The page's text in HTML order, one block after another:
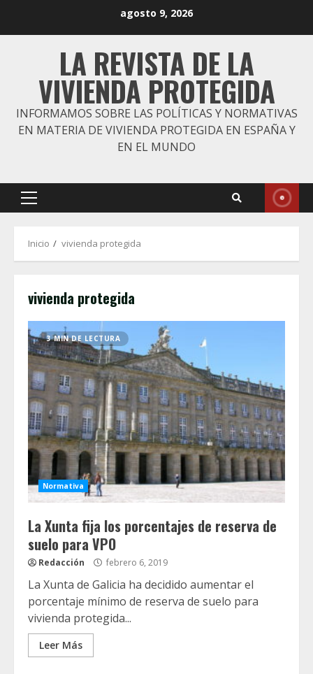
agosto 9, 2026
LA REVISTA DE LA
VIVIENDA PROTEGIDA
INFORMAMOS SOBRE LAS POLÍTICAS Y NORMATIVAS
EN MATERIA DE VIVIENDA PROTEGIDA EN ESPAÑA Y
EN EL MUNDO
Menú
Inicio vivienda protegida
vivienda protegida
3 MIN DE LECTURA
Normativa
La Xunta fija los porcentajes de reserva de
suelo para VPO
Redacción febrero 6, 2019
La Xunta de Galicia ha decidido aumentar el
porcentaje mínimo de reserva de suelo para
vivienda protegida...
Leer Más